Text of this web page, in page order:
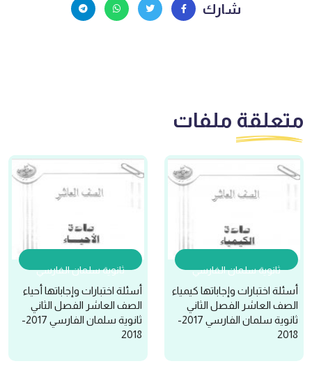
شارك
متعلقة ملفات
ثانوية سلمان الفارسي
أسئلة اختبارات وإجاباتها كيمياء
الصف العاشر الفصل الثاني
ثانوية سلمان الفارسي 2017-
2018
ثانوية سلمان الفارسي
أسئلة اختبارات وإجاباتها أحياء
الصف العاشر الفصل الثاني
ثانوية سلمان الفارسي 2017-
2018